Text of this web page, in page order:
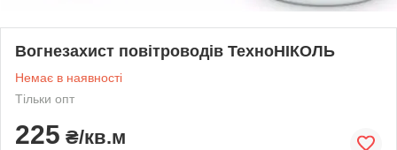
Вогнезахист повітроводів ТехноНІКОЛЬ
Немає в наявності
Тільки опт
225 ₴/кв.м